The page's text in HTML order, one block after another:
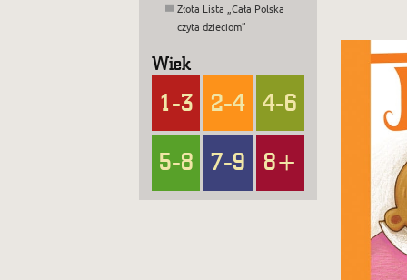
Złota Lista „Cała Polska
czyta dzieciom”
Wiek
1-3 2-4 4-6
5-8 7-9 8+
w